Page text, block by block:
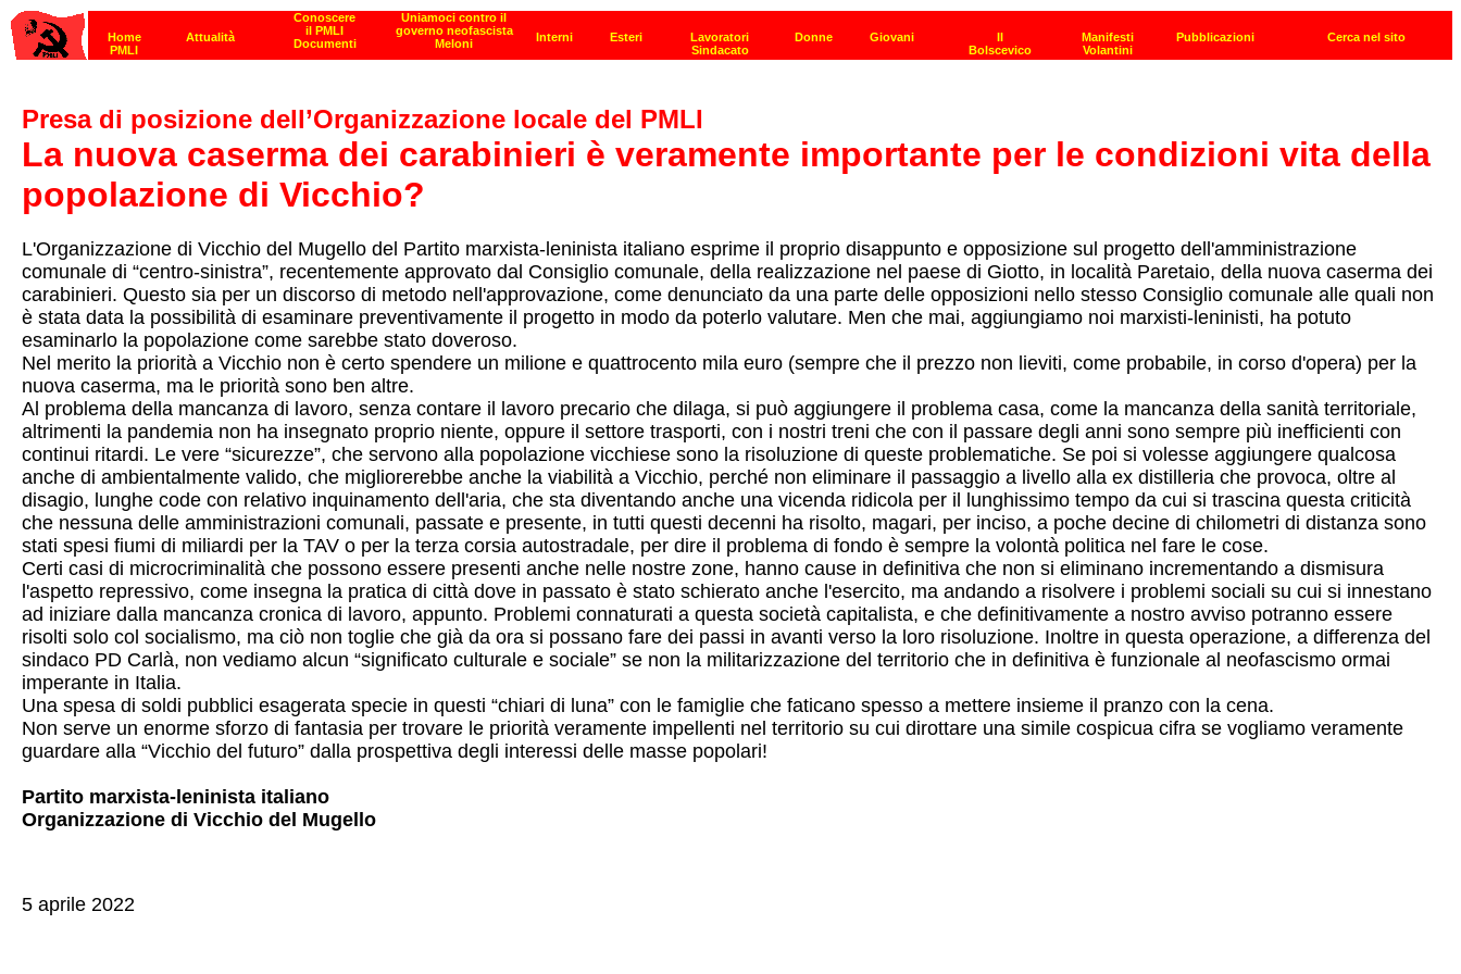
Presa di posizione dell’Organizzazione locale del PMLI
La nuova caserma dei carabinieri è veramente importante per le condizioni vita della
popolazione di Vicchio?
L'Organizzazione di Vicchio del Mugello del Partito marxista-leninista italiano esprime il proprio disappunto e opposizione sul progetto dell'amministrazione
comunale di “centro-sinistra”, recentemente approvato dal Consiglio comunale, della realizzazione nel paese di Giotto, in località Paretaio, della nuova caserma dei
carabinieri. Questo sia per un discorso di metodo nell'approvazione, come denunciato da una parte delle opposizioni nello stesso Consiglio comunale alle quali non
è stata data la possibilità di esaminare preventivamente il progetto in modo da poterlo valutare. Men che mai, aggiungiamo noi marxisti-leninisti, ha potuto
esaminarlo la popolazione come sarebbe stato doveroso.
Nel merito la priorità a Vicchio non è certo spendere un milione e quattrocento mila euro (sempre che il prezzo non lieviti, come probabile, in corso d'opera) per la
nuova caserma, ma le priorità sono ben altre.
Al problema della mancanza di lavoro, senza contare il lavoro precario che dilaga, si può aggiungere il problema casa, come la mancanza della sanità territoriale,
altrimenti la pandemia non ha insegnato proprio niente, oppure il settore trasporti, con i nostri treni che con il passare degli anni sono sempre più inefficienti con
continui ritardi. Le vere “sicurezze”, che servono alla popolazione vicchiese sono la risoluzione di queste problematiche. Se poi si volesse aggiungere qualcosa
anche di ambientalmente valido, che migliorerebbe anche la viabilità a Vicchio, perché non eliminare il passaggio a livello alla ex distilleria che provoca, oltre al
disagio, lunghe code con relativo inquinamento dell'aria, che sta diventando anche una vicenda ridicola per il lunghissimo tempo da cui si trascina questa criticità
che nessuna delle amministrazioni comunali, passate e presente, in tutti questi decenni ha risolto, magari, per inciso, a poche decine di chilometri di distanza sono
stati spesi fiumi di miliardi per la TAV o per la terza corsia autostradale, per dire il problema di fondo è sempre la volontà politica nel fare le cose.
Certi casi di microcriminalità che possono essere presenti anche nelle nostre zone, hanno cause in definitiva che non si eliminano incrementando a dismisura
l'aspetto repressivo, come insegna la pratica di città dove in passato è stato schierato anche l'esercito, ma andando a risolvere i problemi sociali su cui si innestano
ad iniziare dalla mancanza cronica di lavoro, appunto. Problemi connaturati a questa società capitalista, e che definitivamente a nostro avviso potranno essere
risolti solo col socialismo, ma ciò non toglie che già da ora si possano fare dei passi in avanti verso la loro risoluzione. Inoltre in questa operazione, a differenza del
sindaco PD Carlà, non vediamo alcun “significato culturale e sociale” se non la militarizzazione del territorio che in definitiva è funzionale al neofascismo ormai
imperante in Italia.
Una spesa di soldi pubblici esagerata specie in questi “chiari di luna” con le famiglie che faticano spesso a mettere insieme il pranzo con la cena.
Non serve un enorme sforzo di fantasia per trovare le priorità veramente impellenti nel territorio su cui dirottare una simile cospicua cifra se vogliamo veramente
guardare alla “Vicchio del futuro” dalla prospettiva degli interessi delle masse popolari!
Partito marxista-leninista italiano
Organizzazione di Vicchio del Mugello
5 aprile 2022